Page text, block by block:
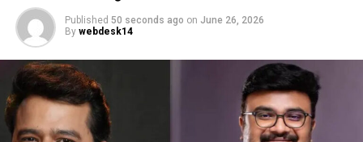
Published 50 seconds ago on June 26, 2026
By webdesk14